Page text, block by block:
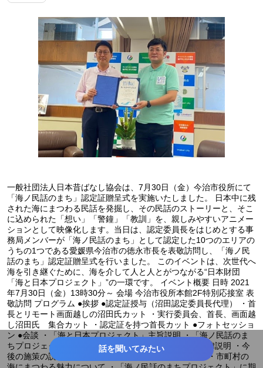
一般社団法人日本昔ばなし協会は、7月30日（金）今治市役所にて
「海ノ民話のまち」認定証贈呈式を実施いたしました。 日本中に残
された海にまつわる民話を発掘し、その民話のストーリーと、そこ
に込められた「想い」「警鐘」「教訓」を、親しみやすいアニメー
ションとして映像化します。当日は、認定委員長をはじめとする事
務局メンバーが「海ノ民話のまち」として認定した10つのエリアの
うちの1つである愛媛県今治市の徳永市長を表敬訪問し、「海ノ民
話のまち」認定証贈呈式を行いました。 このイベントは、次世代へ
海を引き継ぐために、海を介して人と人とがつながる“日本財団
「海と日本プロジェクト」”の一環です。 イベント概要 日時 2021
年7月30日（金）13時30分～ 会場 今治市役所本館2F特別応接室 表
敬訪問 プログラム ●挨拶 ●認定証授与（沼田認定委員長代理） ・首
長とリモート画面越しの沼田氏カット ・実行委員会、首長、画面越
し沼田氏 集合カット ・認定証を持つ首長カット ●フォトセッショ
ン ●会談 ・「海と日本プロジェクト」主旨説明 ・「海ノ民話のま
ちプロジェクト」主旨説明 ・今回の認定にいたった経緯説明 ・今
後の施策の説明 ●取材（首長） ・今回の認定を受けて ・市町村の
話を聞いてみたい